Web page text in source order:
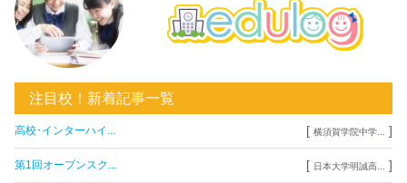
注目校！新着記事一覧
高校･インターハイ... [ 横須賀学院中学... ]
第1回オープンスク... [ 日本大学明誠高... ]